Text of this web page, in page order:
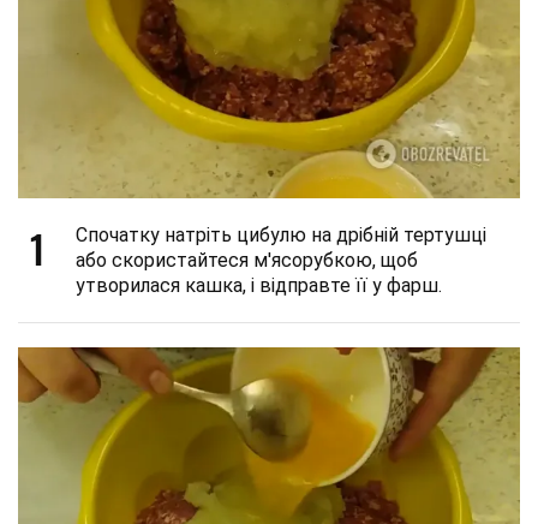
1
Спочатку натріть цибулю на дрібній тертушці
або скористайтеся м'ясорубкою, щоб
утворилася кашка, і відправте її у фарш.